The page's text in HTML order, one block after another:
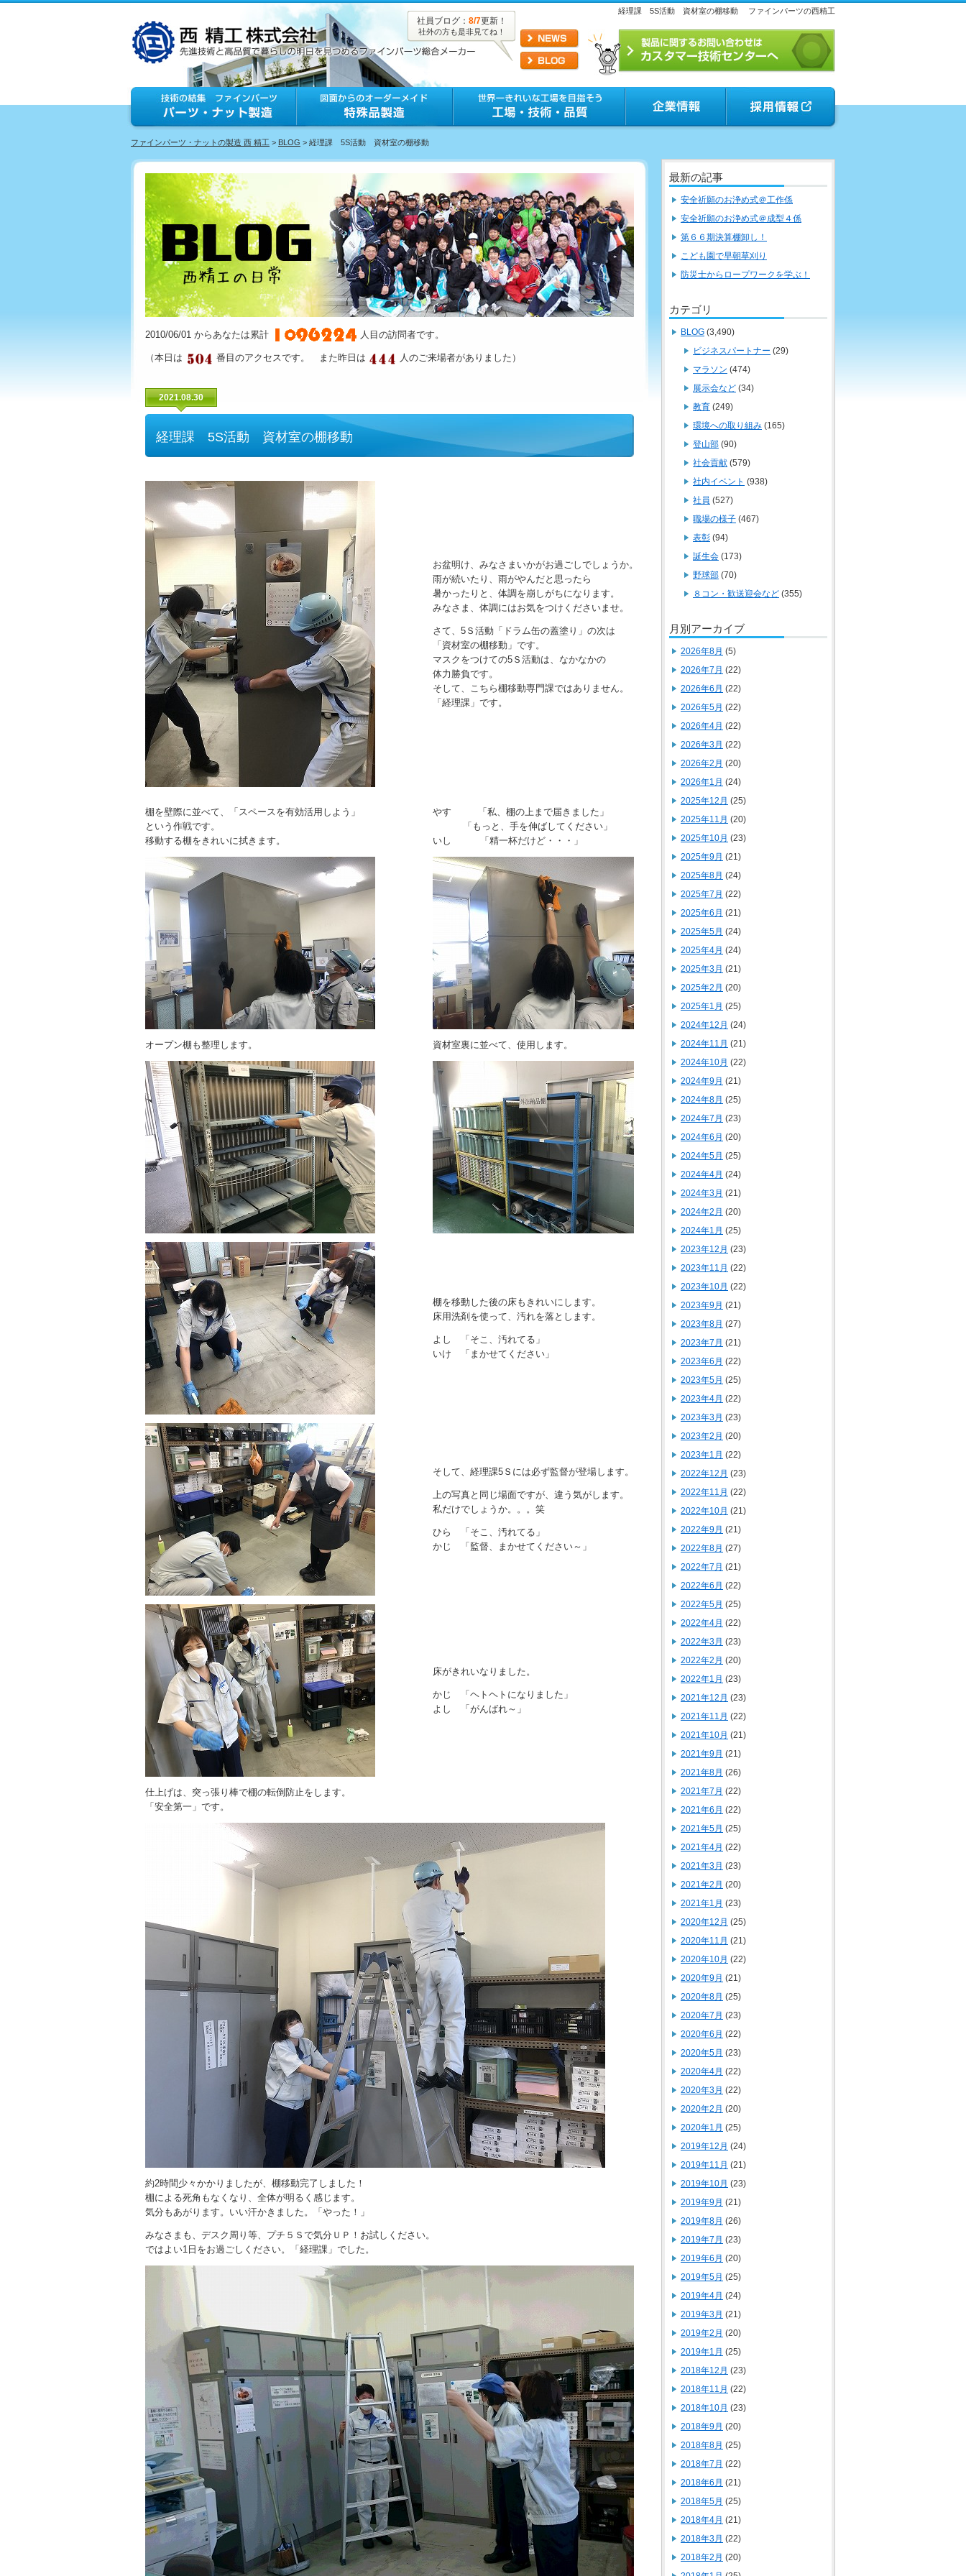
経理課 5S活動 資材室の棚移動 ファインパーツの西精工
社員ブログ： 8/7更新！
社外の方も是非見てね！
ファインパーツ・ナットの製造 西 精工 > BLOG > 経理課 5S活動 資材室の棚移動
2010/06/01 からあなたは累計 人目の訪問者です。
（本日は 番目のアクセスです。 また昨日は 人のご来場者がありました）
2021.08.30
経理課 5S活動 資材室の棚移動
お盆明け、みなさまいかがお過ごしでしょうか。
雨が続いたり、雨がやんだと思ったら
暑かったりと、体調を崩しがちになります。
みなさま、体調にはお気をつけくださいませ。
さて、5Ｓ活動「ドラム缶の蓋塗り」の次は
「資材室の棚移動」です。
マスクをつけての5Ｓ活動は、なかなかの
体力勝負です。
そして、こちら棚移動専門課ではありません。
「経理課」です。
棚を壁際に並べて、「スペースを有効活用しよう」
という作戦です。
移動する棚をきれいに拭きます。
やす 「私、棚の上まで届きました」
「もっと、手を伸ばしてください」
いし 「精一杯だけど・・・」
オープン棚も整理します。 資材室裏に並べて、使用します。
棚を移動した後の床もきれいにします。
床用洗剤を使って、汚れを落とします。
よし 「そこ、汚れてる」
いけ 「まかせてください」
そして、経理課5Ｓには必ず監督が登場します。
上の写真と同じ場面ですが、違う気がします。
私だけでしょうか。。。笑
ひら 「そこ、汚れてる」
かじ 「監督、まかせてください～」
床がきれいなりました。
かじ 「ヘトヘトになりました」
よし 「がんばれ～」
仕上げは、突っ張り棒で棚の転倒防止をします。
「安全第一」です。
約2時間少々かかりましたが、棚移動完了しました！
棚による死角もなくなり、全体が明るく感じます。
気分もあがります。いい汗かきました。「やった！」
みなさまも、デスク周り等、プチ５Ｓで気分ＵＰ！お試しください。
ではよい1日をお過ごしください。「経理課」でした。
最新の記事
安全祈願のお浄め式＠工作係
安全祈願のお浄め式＠成型４係
第６６期決算棚卸し！
こども園で早朝草刈り
防災士からロープワークを学ぶ！
カテゴリ
BLOG (3,490)
ビジネスパートナー (29)
マラソン (474)
展示会など (34)
教育 (249)
環境への取り組み (165)
登山部 (90)
社会貢献 (579)
社内イベント (938)
社員 (527)
職場の様子 (467)
表彰 (94)
誕生会 (173)
野球部 (70)
８コン・歓送迎会など (355)
月別アーカイブ
2026年8月 (5)
2026年7月 (22)
2026年6月 (22)
2026年5月 (22)
2026年4月 (22)
2026年3月 (22)
2026年2月 (20)
2026年1月 (24)
2025年12月 (25)
2025年11月 (20)
2025年10月 (23)
2025年9月 (21)
2025年8月 (24)
2025年7月 (22)
2025年6月 (21)
2025年5月 (24)
2025年4月 (24)
2025年3月 (21)
2025年2月 (20)
2025年1月 (25)
2024年12月 (24)
2024年11月 (21)
2024年10月 (22)
2024年9月 (21)
2024年8月 (25)
2024年7月 (23)
2024年6月 (20)
2024年5月 (25)
2024年4月 (24)
2024年3月 (21)
2024年2月 (20)
2024年1月 (25)
2023年12月 (23)
2023年11月 (22)
2023年10月 (22)
2023年9月 (21)
2023年8月 (27)
2023年7月 (21)
2023年6月 (22)
2023年5月 (25)
2023年4月 (22)
2023年3月 (23)
2023年2月 (20)
2023年1月 (22)
2022年12月 (23)
2022年11月 (22)
2022年10月 (21)
2022年9月 (21)
2022年8月 (27)
2022年7月 (21)
2022年6月 (22)
2022年5月 (25)
2022年4月 (22)
2022年3月 (23)
2022年2月 (20)
2022年1月 (23)
2021年12月 (23)
2021年11月 (22)
2021年10月 (21)
2021年9月 (21)
2021年8月 (26)
2021年7月 (22)
2021年6月 (22)
2021年5月 (25)
2021年4月 (22)
2021年3月 (23)
2021年2月 (20)
2021年1月 (23)
2020年12月 (25)
2020年11月 (21)
2020年10月 (22)
2020年9月 (21)
2020年8月 (25)
2020年7月 (23)
2020年6月 (22)
2020年5月 (23)
2020年4月 (22)
2020年3月 (22)
2020年2月 (20)
2020年1月 (25)
2019年12月 (24)
2019年11月 (21)
2019年10月 (23)
2019年9月 (21)
2019年8月 (26)
2019年7月 (23)
2019年6月 (20)
2019年5月 (25)
2019年4月 (24)
2019年3月 (21)
2019年2月 (20)
2019年1月 (25)
2018年12月 (23)
2018年11月 (22)
2018年10月 (23)
2018年9月 (20)
2018年8月 (25)
2018年7月 (22)
2018年6月 (21)
2018年5月 (25)
2018年4月 (21)
2018年3月 (22)
2018年2月 (20)